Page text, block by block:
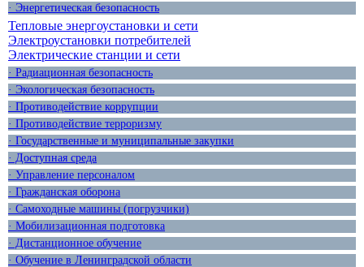
· Энергетическая безопасность
Тепловые энергоустановки и сети
Электроустановки потребителей
Электрические станции и сети
· Радиационная безопасность
· Экологическая безопасность
· Противодействие коррупции
· Противодействие терроризму
· Государственные и муниципальные закупки
· Доступная среда
· Управление персоналом
· Гражданская оборона
· Самоходные машины (погрузчики)
· Мобилизационная подготовка
· Дистанционное обучение
· Обучение в Ленинградской области